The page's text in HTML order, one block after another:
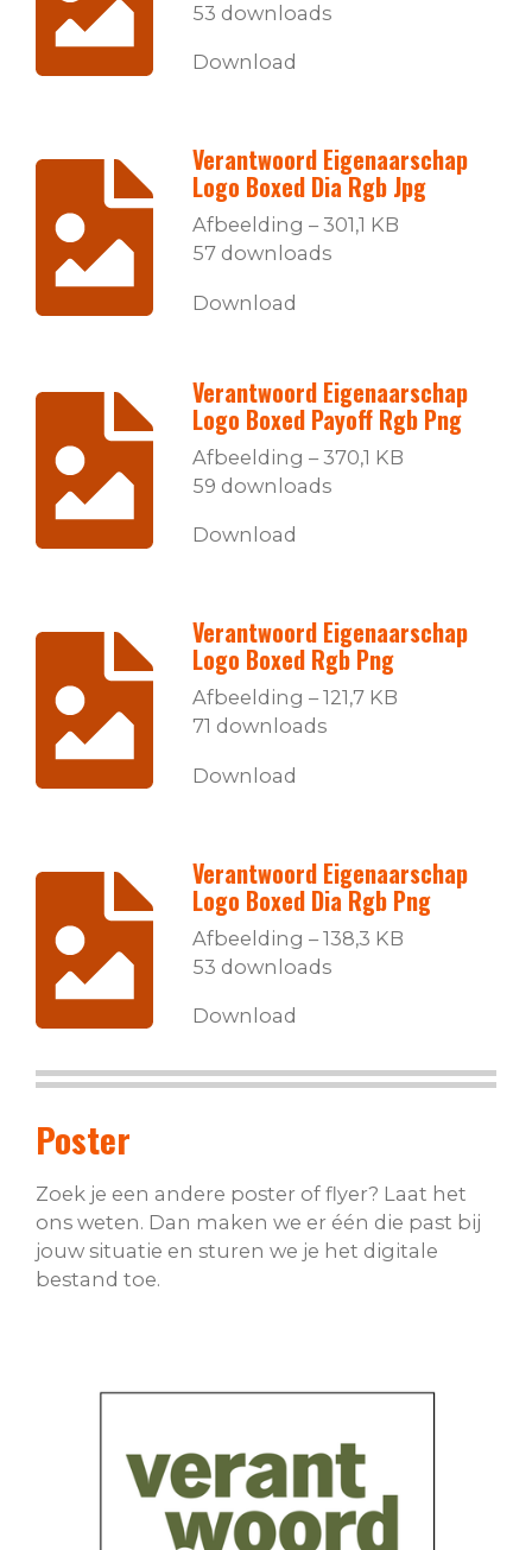
53 downloads
Download
Verantwoord Eigenaarschap
Logo Boxed Dia Rgb Jpg
Afbeelding – 301,1 KB
57 downloads
Download
Verantwoord Eigenaarschap
Logo Boxed Payoff Rgb Png
Afbeelding – 370,1 KB
59 downloads
Download
Verantwoord Eigenaarschap
Logo Boxed Rgb Png
Afbeelding – 121,7 KB
71 downloads
Download
Verantwoord Eigenaarschap
Logo Boxed Dia Rgb Png
Afbeelding – 138,3 KB
53 downloads
Download
Poster
Zoek je een andere poster of flyer? Laat het
ons weten. Dan maken we er één die past bij
jouw situatie en sturen we je het digitale
bestand toe.